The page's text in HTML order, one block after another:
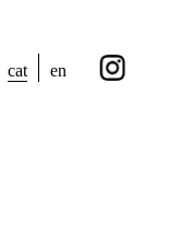
cat en